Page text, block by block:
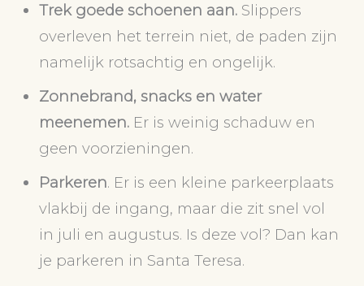
Trek goede schoenen aan. Slippers
overleven het terrein niet, de paden zijn
namelijk rotsachtig en ongelijk.
Zonnebrand, snacks en water
meenemen. Er is weinig schaduw en
geen voorzieningen.
Parkeren. Er is een kleine parkeerplaats
vlakbij de ingang, maar die zit snel vol
in juli en augustus. Is deze vol? Dan kan
je parkeren in Santa Teresa.